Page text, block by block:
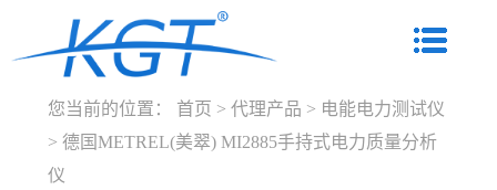
您当前的位置： 首页 > 代理产品 > 电能电力测试仪
> 德国METREL(美翠) MI2885手持式电力质量分析
仪